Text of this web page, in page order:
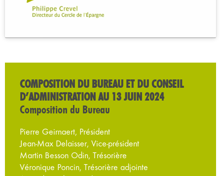
COMPOSITION DU BUREAU ET DU CONSEIL
D’ADMINISTRATION AU 13 JUIN 2024
Composition du Bureau
Pierre Geirnaert, Président
Jean-Max Delaisser, Vice-président
Martin Besson Odin, Trésorière
Véronique Poncin, Trésorière adjointe